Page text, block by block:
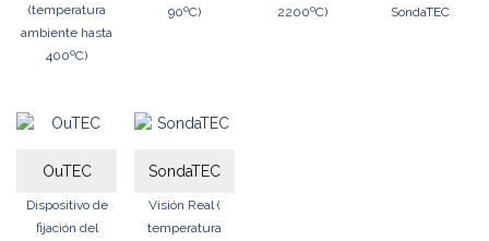
(temperatura
ambiente hasta
400ºC)
90ºC)
2200ºC)
SondaTEC
OuTEC
Dispositivo de
fijación del
SondaTEC
Visión Real (
temperatura